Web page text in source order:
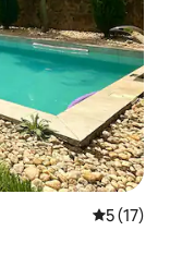
5 av 5 i
5 (17)